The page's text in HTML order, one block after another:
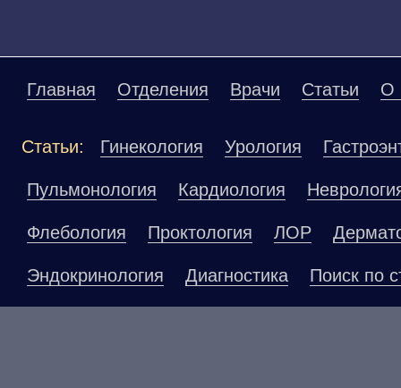
Главная Отделения Врачи Статьи О
Статьи: Гинекология Урология
Пульмонология Кардиология
Флебология Проктология ЛОР
Эндокринология Диагностика Поиск по